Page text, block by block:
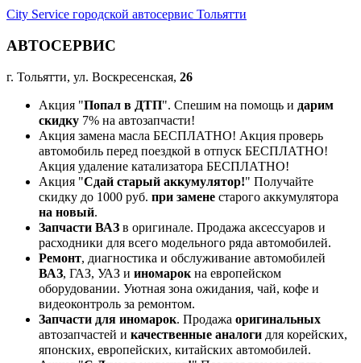
City Service городской автосервис Тольятти
АВТОСЕРВИС
г. Тольятти, ул. Воскресенская, 26
Акция "Попал в ДТП". Спешим на помощь и дарим
скидку 7% на автозапчасти!
Акция замена масла БЕСПЛАТНО! Акция проверь
автомобиль перед поездкой в отпуск БЕСПЛАТНО!
Акция удаление катализатора БЕСПЛАТНО!
Акция "Сдай старый аккумулятор!" Получайте
скидку до 1000 руб. при замене старого аккумулятора
на новый.
Запчасти ВАЗ в оригинале. Продажа аксессуаров и
расходники для всего модельного ряда автомобилей.
Ремонт, диагностика и обслуживание автомобилей
ВАЗ, ГАЗ, УАЗ и иномарокна европейском
оборудовании. Уютная зона ожидания, чай, кофе и
видеоконтроль за ремонтом.
Запчасти для иномарок. Продажа оригинальных
автозапчастей и качественные аналоги для корейских,
японских, европейских, китайских автомобилей.